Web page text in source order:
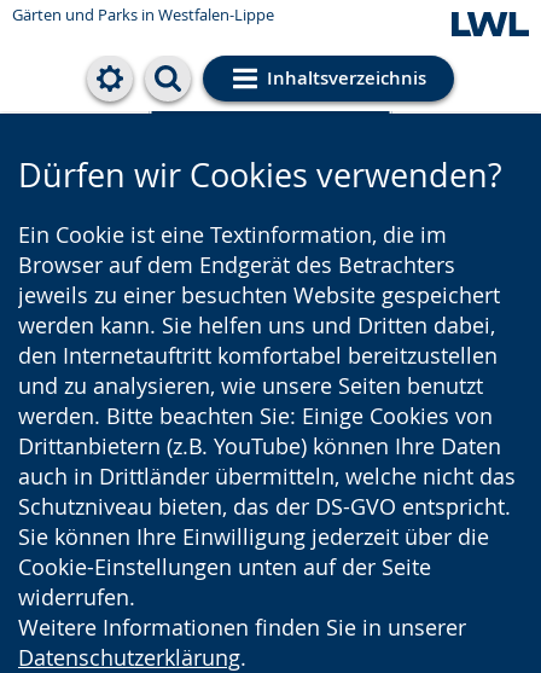
Gärten und Parks in Westfalen-Lippe
Inhaltsverzeichnis
Cookie-Einstellungen
Dürfen wir Cookies verwenden?
Ein Cookie ist eine Textinformation, die im
Browser auf dem Endgerät des Betrachters
jeweils zu einer besuchten Website gespeichert
werden kann. Sie helfen uns und Dritten dabei,
den Internetauftritt komfortabel bereitzustellen
und zu analysieren, wie unsere Seiten benutzt
werden. Bitte beachten Sie: Einige Cookies von
Drittanbietern (z.B. YouTube) können Ihre Daten
auch in Drittländer übermitteln, welche nicht das
Schutzniveau bieten, das der DS-GVO entspricht.
Sie können Ihre Einwilligung jederzeit über die
Cookie-Einstellungen unten auf der Seite
widerrufen.
Weitere Informationen finden Sie in unserer
Datenschutzerklärung.